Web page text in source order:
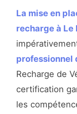
La mise en
recharge à
professionnel
Recharge de
certification
les